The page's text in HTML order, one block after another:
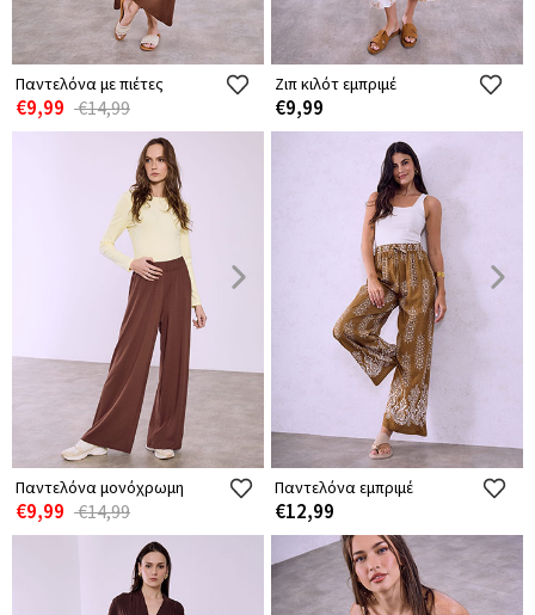
Παντελόνα με πιέτες
€9,99 €14,99
Ζιπ κιλότ εμπριμέ
€9,99
Παντελόνα μονόχρωμη
€9,99 €14,99
Παντελόνα εμπριμέ
€12,99